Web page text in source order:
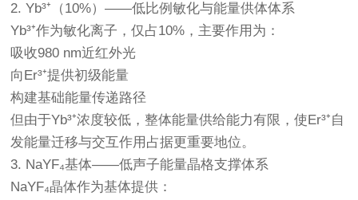
2. Yb³⁺（10%）——低比例敏化与能量供体体系
Yb³⁺作为敏化离子，仅占10%，主要作用为：
吸收980 nm近红外光
向Er³⁺提供初级能量
构建基础能量传递路径
但由于Yb³⁺浓度较低，整体能量供给能力有限，使Er³⁺自
发能量迁移与交互作用占据更重要地位。
3. NaYF₄基体——低声子能量晶格支撑体系
NaYF₄晶体作为基体提供：